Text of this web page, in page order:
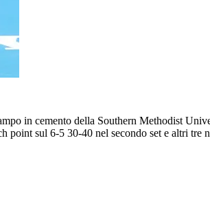
in cemento della Southern Methodist
sul 6-5 30-40 nel secondo set e altri tre